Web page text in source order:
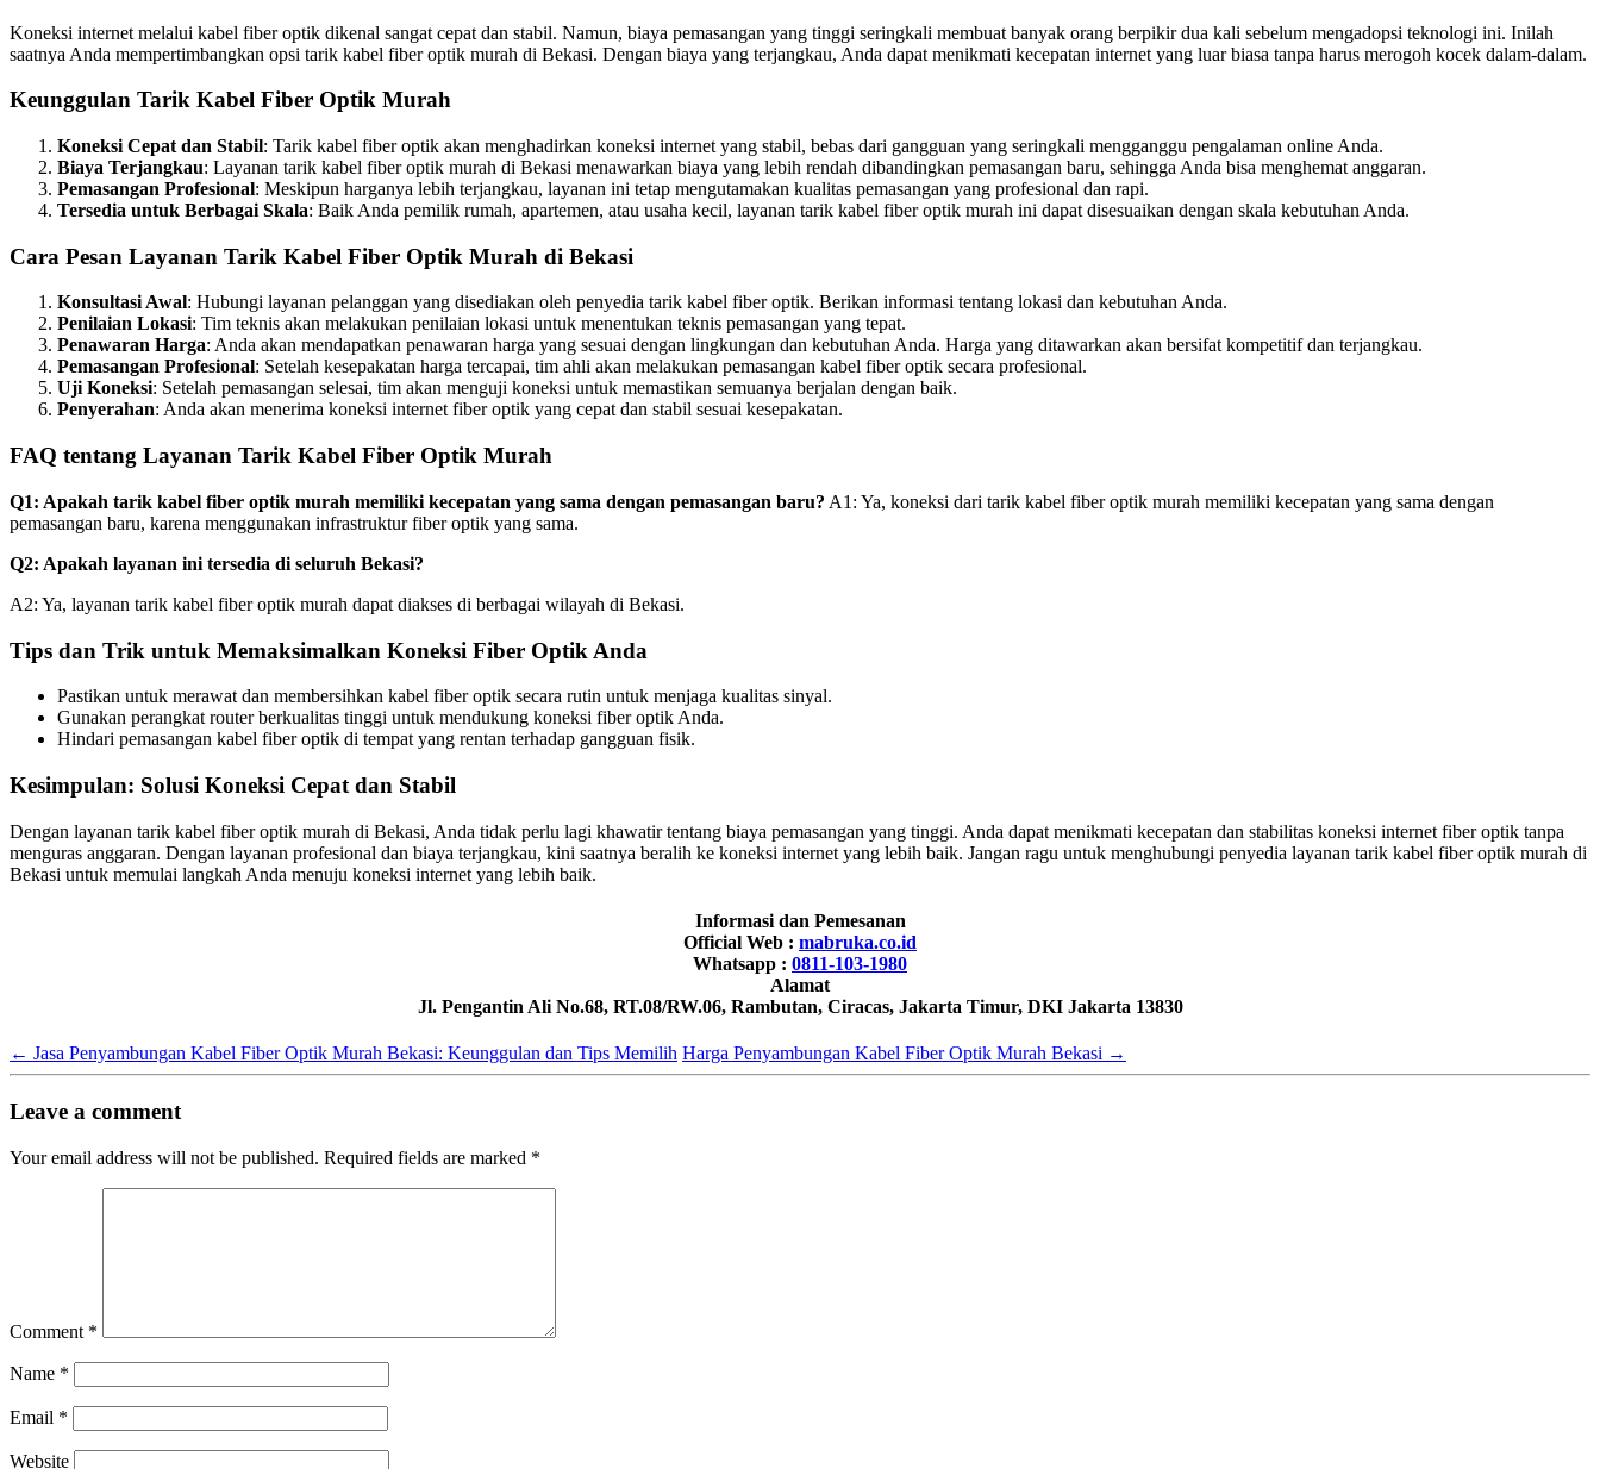
Koneksi internet melalui kabel fiber optik dikenal sangat cepat dan stabil. Namun, biaya pemasangan yang tinggi seringkali membuat banyak orang berpikir dua kali sebelum mengadopsi teknologi ini. Inilah
saatnya Anda mempertimbangkan opsi tarik kabel fiber optik murah di Bekasi. Dengan biaya yang terjangkau, Anda dapat menikmati kecepatan internet yang luar biasa tanpa harus merogoh kocek dalam-dalam.
Keunggulan Tarik Kabel Fiber Optik Murah
Koneksi Cepat dan Stabil: Tarik kabel fiber optik akan menghadirkan koneksi internet yang stabil, bebas dari gangguan yang seringkali mengganggu pengalaman online Anda.
Biaya Terjangkau: Layanan tarik kabel fiber optik murah di Bekasi menawarkan biaya yang lebih rendah dibandingkan pemasangan baru, sehingga Anda bisa menghemat anggaran.
Pemasangan Profesional: Meskipun harganya lebih terjangkau, layanan ini tetap mengutamakan kualitas pemasangan yang profesional dan rapi.
Tersedia untuk Berbagai Skala: Baik Anda pemilik rumah, apartemen, atau usaha kecil, layanan tarik kabel fiber optik murah ini dapat disesuaikan dengan skala kebutuhan Anda.
Cara Pesan Layanan Tarik Kabel Fiber Optik Murah di Bekasi
Konsultasi Awal: Hubungi layanan pelanggan yang disediakan oleh penyedia tarik kabel fiber optik. Berikan informasi tentang lokasi dan kebutuhan Anda.
Penilaian Lokasi: Tim teknis akan melakukan penilaian lokasi untuk menentukan teknis pemasangan yang tepat.
Penawaran Harga: Anda akan mendapatkan penawaran harga yang sesuai dengan lingkungan dan kebutuhan Anda. Harga yang ditawarkan akan bersifat kompetitif dan terjangkau.
Pemasangan Profesional: Setelah kesepakatan harga tercapai, tim ahli akan melakukan pemasangan kabel fiber optik secara profesional.
Uji Koneksi: Setelah pemasangan selesai, tim akan menguji koneksi untuk memastikan semuanya berjalan dengan baik.
Penyerahan: Anda akan menerima koneksi internet fiber optik yang cepat dan stabil sesuai kesepakatan.
FAQ tentang Layanan Tarik Kabel Fiber Optik Murah
Q1: Apakah tarik kabel fiber optik murah memiliki kecepatan yang sama dengan pemasangan baru? A1: Ya, koneksi dari tarik kabel fiber optik murah memiliki kecepatan yang sama dengan
pemasangan baru, karena menggunakan infrastruktur fiber optik yang sama.
Q2: Apakah layanan ini tersedia di seluruh Bekasi?
A2: Ya, layanan tarik kabel fiber optik murah dapat diakses di berbagai wilayah di Bekasi.
Tips dan Trik untuk Memaksimalkan Koneksi Fiber Optik Anda
Pastikan untuk merawat dan membersihkan kabel fiber optik secara rutin untuk menjaga kualitas sinyal.
Gunakan perangkat router berkualitas tinggi untuk mendukung koneksi fiber optik Anda.
Hindari pemasangan kabel fiber optik di tempat yang rentan terhadap gangguan fisik.
Kesimpulan: Solusi Koneksi Cepat dan Stabil
Dengan layanan tarik kabel fiber optik murah di Bekasi, Anda tidak perlu lagi khawatir tentang biaya pemasangan yang tinggi. Anda dapat menikmati kecepatan dan stabilitas koneksi internet fiber optik tanpa
menguras anggaran. Dengan layanan profesional dan biaya terjangkau, kini saatnya beralih ke koneksi internet yang lebih baik. Jangan ragu untuk menghubungi penyedia layanan tarik kabel fiber optik murah di
Bekasi untuk memulai langkah Anda menuju koneksi internet yang lebih baik.
Informasi dan Pemesanan
Official Web : mabruka.co.id
Whatsapp : 0811-103-1980
Alamat
Jl. Pengantin Ali No.68, RT.08/RW.06, Rambutan, Ciracas, Jakarta Timur, DKI Jakarta 13830
← Jasa Penyambungan Kabel Fiber Optik Murah Bekasi: Keunggulan dan Tips Memilih Harga Penyambungan Kabel Fiber Optik Murah Bekasi →
Leave a comment
Your email address will not be published. Required fields are marked *
Comment *
Name *
Email *
Website